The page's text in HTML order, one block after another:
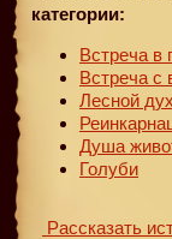
категории:
Встреча в
Встреча с
Лесной дух
Душа
Голуби
Рассказать